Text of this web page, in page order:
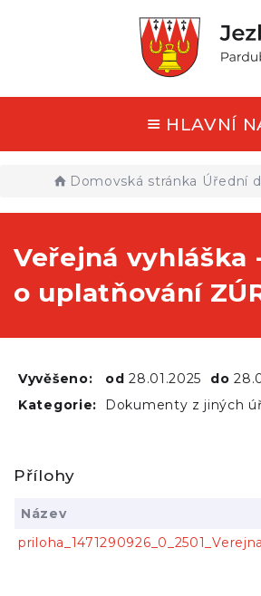
HLAVNÍ
Domovská stránka Úřední
Veřejná vyhláška
o uplatňování
Vyvěšeno: od28.01.2025 do
Kategorie: Dokumenty z jiných
Přílohy
Název